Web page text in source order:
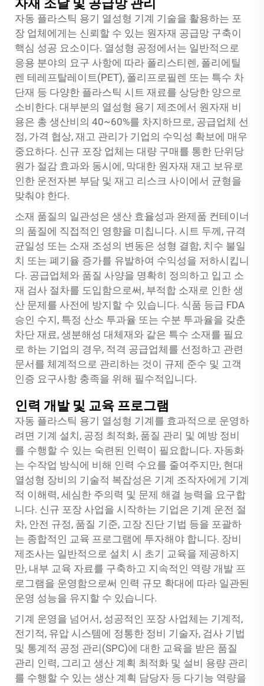
자재 조달 및 공급망 관리
자동 플라스틱 용기 열성형 기계 기술을 활용하는 포
장 업체에게는 신뢰할 수 있는 원자재 공급망 구축이
핵심 성공 요소이다. 열성형 공정에서는 일반적으로
응용 분야의 요구 사항에 따라 폴리스티렌, 폴리에틸
렌 테레프탈레이트(PET), 폴리프로필렌 또는 특수 차
단재 등 다양한 플라스틱 시트 재료를 상당한 양으로
소비한다. 대부분의 열성형 용기 제조에서 원자재 비
용은 총 생산비의 40~60%를 차지하므로, 공급업체 선
정, 가격 협상, 재고 관리가 기업의 수익성 확보에 매우
중요하다. 신규 포장 업체는 대량 구매를 통한 단위당
원가 절감 효과와 동시에, 막대한 원자재 재고 보유로
인한 운전자본 부담 및 재고 리스크 사이에서 균형을
맞춰야 한다.
소재 품질의 일관성은 생산 효율성과 완제품 컨테이너
의 품질에 직접적인 영향을 미칩니다. 시트 두께, 규격
균일성 또는 소재 조성의 변동은 성형 결함, 치수 불일
치 또는 폐기율 증가를 유발하여 수익성을 저하시킵니
다. 공급업체와 품질 사양을 명확히 정의하고 입고 소
재 검사 절차를 도입함으로써, 부적합 소재로 인한 생
산 문제를 사전에 방지할 수 있습니다. 식품 등급 FDA
승인 수지, 특정 산소 투과율 또는 수분 투과율을 갖춘
차단 재료, 생분해성 대체재와 같은 특수 소재를 필요
로 하는 기업의 경우, 적격 공급업체를 선정하고 관련
문서를 체계적으로 관리하는 것이 규제 준수 및 고객
인증 요구사항 충족을 위해 필수적입니다.
인력 개발 및 교육 프로그램
자동 플라스틱 용기 열성형 기계를 효과적으로 운영하
려면 기계 설치, 공정 최적화, 품질 관리 및 예방 정비
를 수행할 수 있는 숙련된 인력이 필요합니다. 자동화
는 수작업 방식에 비해 인력 수요를 줄여주지만, 현대
열성형 장비의 기술적 복잡성은 기계 조작자에게 기계
적 이해력, 세심한 주의력 및 문제 해결 능력을 요구합
니다. 신규 포장 사업을 시작하는 기업은 기계 운전 절
차, 안전 규정, 품질 기준, 고장 진단 기법 등을 포괄하
는 종합적인 교육 프로그램에 투자해야 합니다. 장비
제조사는 일반적으로 설치 시 초기 교육을 제공하지
만, 내부 교육 자료를 구축하고 지속적인 역량 개발 프
로그램을 운영함으로써 인력 규모 확대에 따라 일관된
운영 성능을 유지할 수 있습니다.
기계 운영을 넘어서, 성공적인 포장 사업체는 기계적,
전기적, 유압 시스템에 정통한 정비 기술자, 검사 기법
및 통계적 공정 관리(SPC)에 대한 교육을 받은 품질
관리 인력, 그리고 생산 계획 최적화 및 설비 용량 관리
를 수행할 수 있는 생산 계획 담당자 등 다기능 역량을